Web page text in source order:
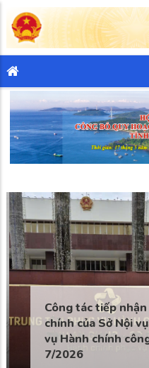
Công tác tiếp
chính của Sở Nội
vụ Hành chính
7/2026